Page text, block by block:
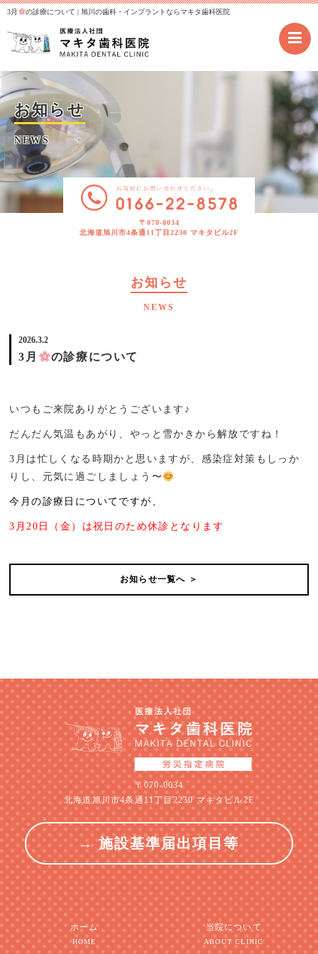
3月 の診療について | 旭川の歯科・インプラントならマキタ歯科医院
お知らせ
NEWS
〒070-0034
北海道旭川市4条通11丁目2230 マキタビル2F
お知らせ
NEWS
2026.3.2
3月 の診療について
いつもご来院ありがとうございます♪
だんだん気温もあがり、やっと雪かきから解放ですね！
3月は忙しくなる時期かと思いますが、感染症対策もしっか
りし、元気に過ごしましょう〜
今月の診療日についてですが、
3月20日（金）は祝日のため休診となります
お知らせ一覧へ ＞
〒070-0034
北海道旭川市4条通11丁目2230 マキタビル2F
→ 施設基準届出項目等
ホーム
HOME
当院について
ABOUT CLINIC